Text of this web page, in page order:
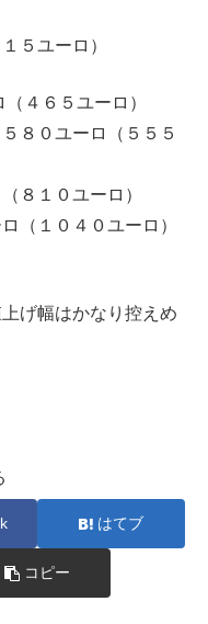
５ユーロ）
４６５ユーロ）
ユーロ（５５５
０ユーロ）
０４０ユーロ）
げ幅はかなり控えめ
はてブ
コピー